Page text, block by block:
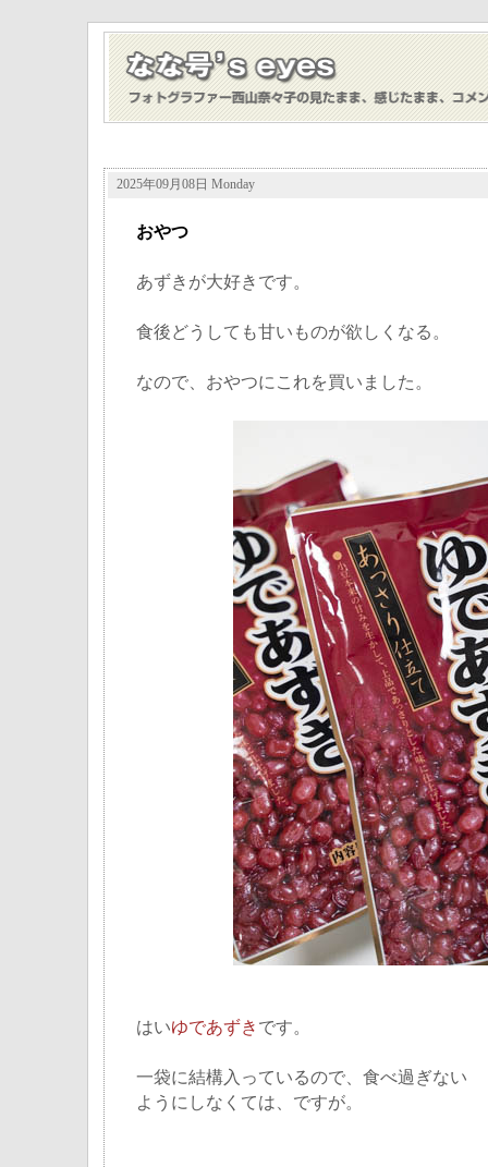
2025年09月08日 Monday
おやつ
あずきが大好きです。
食後どうしても甘いものが欲しくなる。
なので、おやつにこれを買いました。
はいゆであずき です。
一袋に結構入っているので、食べ過ぎない
ようにしなくては、ですが。